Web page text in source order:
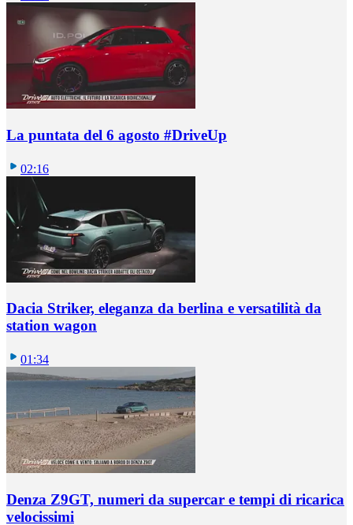
La puntata del 6 agosto #DriveUp
02:16
Dacia Striker, eleganza da berlina e versatilità da
station wagon
01:34
Denza Z9GT, numeri da supercar e tempi di ricarica
velocissimi